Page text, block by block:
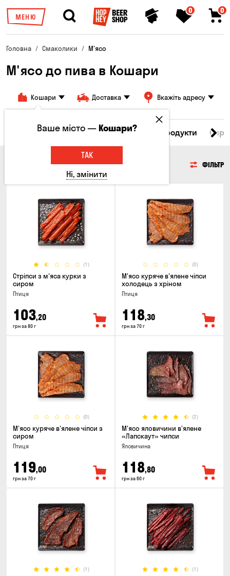
МЕНЮ
0 0
Головна Смаколики М'ясо
М'ясо до пива в Кошари
Кошари Доставка Вкажіть адресу
Всі товари М'ясо Риба Морепродукти
ФІЛЬТР
(1)
Стріпси з м'яса курки з
сиром
Птиця
103,20
грн за 80 г
(0)
М'ясо куряче в'ялене чіпси
холодець з хріном
Птиця
118,30
грн за 70 г
(0)
М'ясо куряче в'ялене чіпси з
сиром
Птиця
119,00
грн за 70 г
(2)
М'ясо яловичини в'ялене
«Лапскаут» чипси
Яловичина
118,80
грн за 60 г
(1) (1)
Ваше місто —Кошари?
ТАК
Ні, змінити